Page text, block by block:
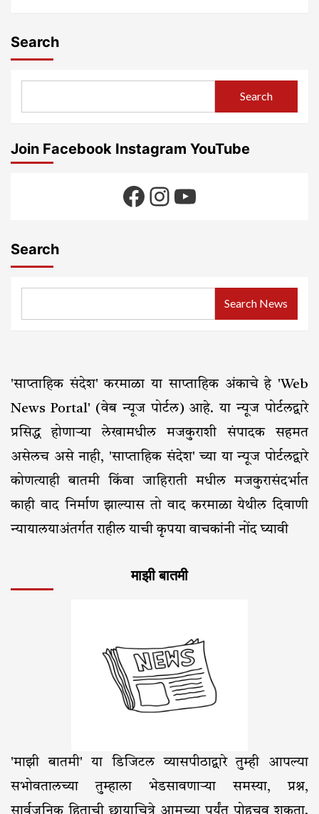
Search
Search
Join Facebook Instagram YouTube
Facebook
Instagram
YouTube
Search
Search News
'साप्ताहिक संदेश' करमाळा या साप्ताहिक अंकाचे हे 'Web
News Portal' (वेब न्यूज पोर्टल) आहे. या न्यूज पोर्टलद्वारे
प्रसिद्ध होणाऱ्या लेखामधील मजकुराशी संपादक सहमत
असेलच असे नाही, 'साप्ताहिक संदेश' च्या या न्यूज पोर्टलद्वारे
कोणत्याही बातमी किंवा जाहिराती मधील मजकुरासंदर्भात
काही वाद निर्माण झाल्यास तो वाद करमाळा येथील दिवाणी
न्यायालयाअंतर्गत राहील याची कृपया वाचकांनी नोंद घ्यावी
माझी बातमी
'माझी बातमी' या डिजिटल व्यासपीठाद्वारे तुम्ही आपल्या
सभोवतालच्या तुम्हाला भेडसावणाऱ्या समस्या, प्रश्न,
सार्वजनिक हिताची छायाचित्रे आमच्या पर्यंत पोहचवू शकता.